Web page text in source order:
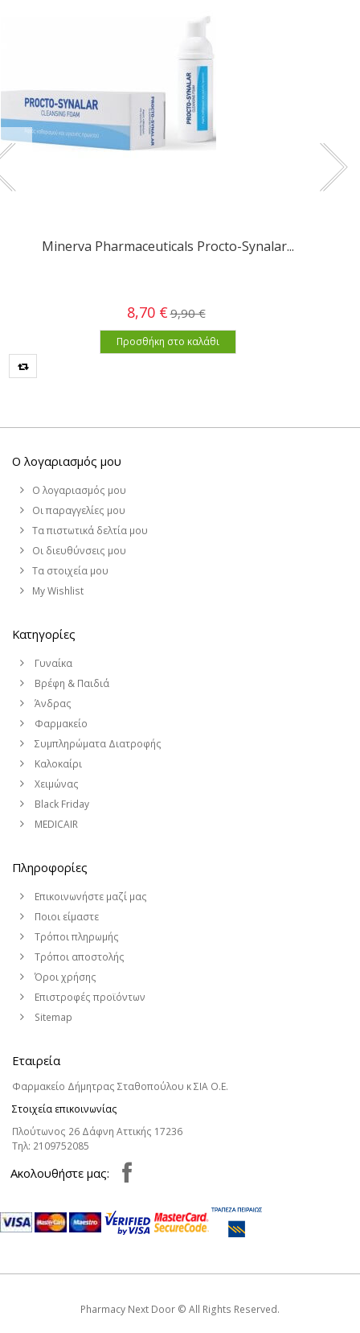
Minerva Pharmaceuticals Procto-Synalar...
8,70 €9,90 €
Προσθήκη στο καλάθι
Ο λογαριασμός μου
Ο λογαριασμός μου
Οι παραγγελίες μου
Τα πιστωτικά δελτία μου
Οι διευθύνσεις μου
Τα στοιχεία μου
My Wishlist
Κατηγορίες
Γυναίκα
Βρέφη & Παιδιά
Άνδρας
Φαρμακείο
Συμπληρώματα Διατροφής
Καλοκαίρι
Χειμώνας
Black Friday
MEDICAIR
Πληροφορίες
Επικοινωνήστε μαζί μας
Ποιοι είμαστε
Τρόποι πληρωμής
Τρόποι αποστολής
Όροι χρήσης
Επιστροφές προϊόντων
Sitemap
Εταιρεία
Φαρμακείο Δήμητρας Σταθοπούλου κ ΣΙΑ Ο.Ε.
Στοιχεία επικοινωνίας
Πλούτωνος 26 Δάφνη Αττικής 17236
Τηλ: 2109752085
Aκολουθήστε μας:
Pharmacy Next Door © All Rights Reserved.